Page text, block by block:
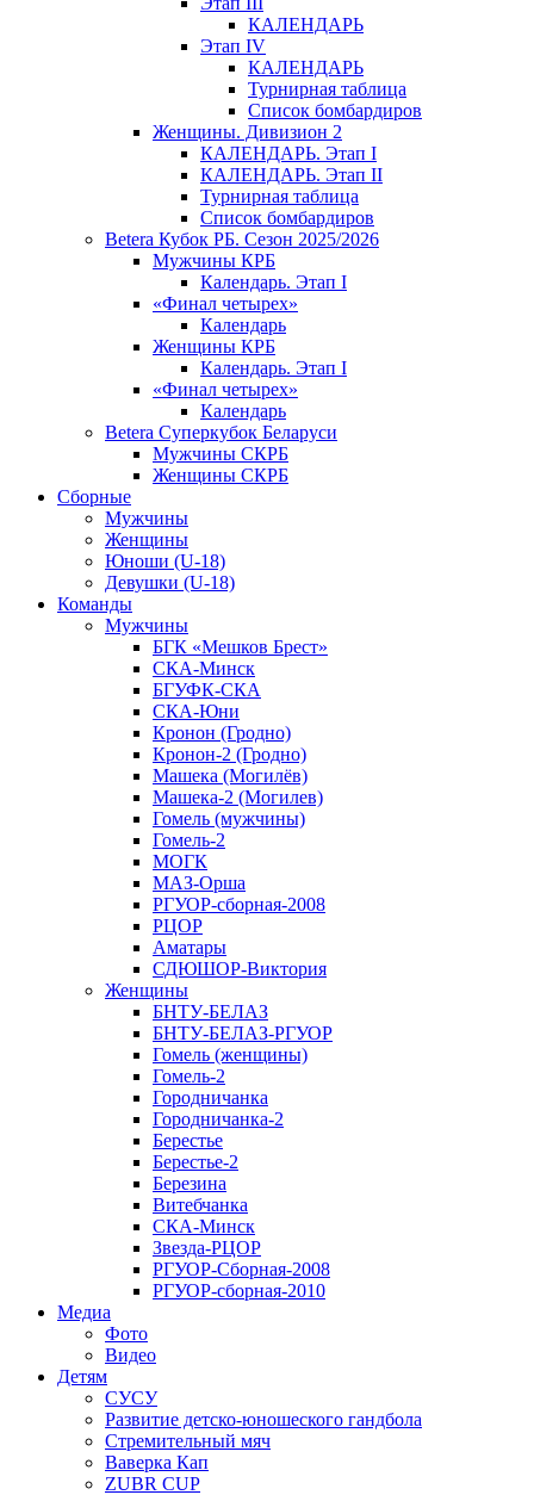
КАЛЕНДАРЬ
Этап IV
КАЛЕНДАРЬ
Турнирная таблица
Список бомбардиров
Женщины. Дивизион 2
КАЛЕНДАРЬ. Этап I
КАЛЕНДАРЬ. Этап II
Турнирная таблица
Список бомбардиров
Betera Кубок РБ. Сезон 2025/2026
Мужчины КРБ
Календарь. Этап I
«Финал четырех»
Календарь
Женщины КРБ
Календарь. Этап I
«Финал четырех»
Календарь
Betera Суперкубок Беларуси
Мужчины СКРБ
Женщины СКРБ
Сборные
Мужчины
Женщины
Юноши (U-18)
Девушки (U-18)
Команды
Мужчины
БГК «Мешков Брест»
СКА-Минск
БГУФК-СКА
СКА-Юни
Кронон (Гродно)
Кронон-2 (Гродно)
Машека (Могилёв)
Машека-2 (Могилев)
Гомель (мужчины)
Гомель-2
МОГК
МАЗ-Орша
РГУОР-сборная-2008
РЦОР
Аматары
СДЮШОР-Виктория
Женщины
БНТУ-БЕЛАЗ
БНТУ-БЕЛАЗ-РГУОР
Гомель (женщины)
Гомель-2
Городничанка
Городничанка-2
Берестье
Берестье-2
Березина
Витебчанка
СКА-Минск
Звезда-РЦОР
РГУОР-Сборная-2008
РГУОР-сборная-2010
Медиа
Фото
Видео
Детям
СУСУ
Развитие детско-юношеского гандбола
Стремительный мяч
Ваверка Кап
ZUBR CUP